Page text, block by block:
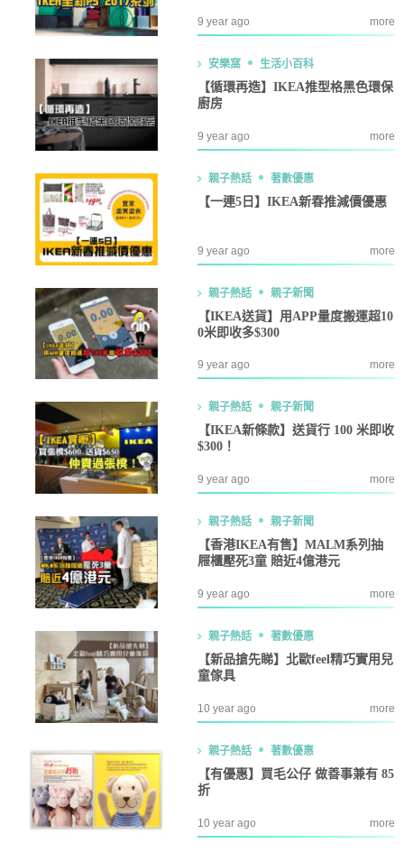
9 year ago more
安樂窩 生活小百科
【循環再造】IKEA推型格黑色環保
廚房
9 year ago more
親子熱話 著數優惠
【一連5日】IKEA新春推減價優惠
9 year ago more
親子熱話 親子新聞
【IKEA送貨】用APP量度搬運超10
0米即收多$300
9 year ago more
親子熱話 親子新聞
【IKEA新條款】送貨行 100 米即收
$300！
9 year ago more
親子熱話 親子新聞
【香港IKEA有售】MALM系列抽
屜櫃壓死3童 賠近4億港元
9 year ago more
親子熱話 著數優惠
【新品搶先睇】北歐feel精巧實用兒
童傢具
10 year ago more
親子熱話 著數優惠
【有優惠】買毛公仔 做善事兼有 85
折
10 year ago more